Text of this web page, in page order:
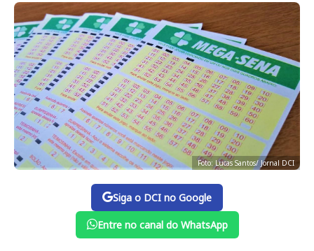
Foto: Lucas Santos/ Jornal DCI
Siga o DCI no Google
Entre no canal do WhatsApp